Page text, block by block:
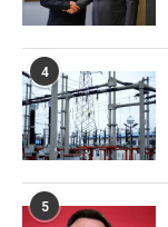
4
5